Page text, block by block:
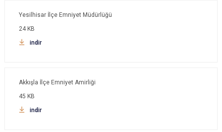
Yesilhisar İlçe Emniyet Müdürlüğü
24 KB
indir
Akkışla İlçe Emniyet Amirliği
45 KB
indir